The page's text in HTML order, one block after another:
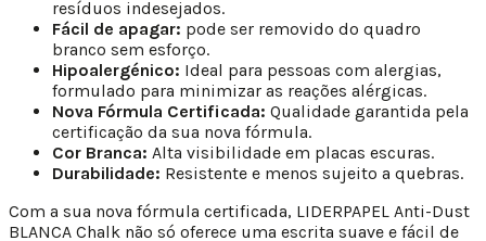
resíduos indesejados.
Fácil de apagar: pode ser removido do quadro
branco sem esforço.
Hipoalergénico: Ideal para pessoas com alergias,
formulado para minimizar as reações alérgicas.
Nova Fórmula Certificada: Qualidade garantida pela
certificação da sua nova fórmula.
Cor Branca: Alta visibilidade em placas escuras.
Durabilidade: Resistente e menos sujeito a quebras.
Com a sua nova fórmula certificada, LIDERPAPEL Anti-Dust
BLANCA Chalk não só oferece uma escrita suave e fácil de